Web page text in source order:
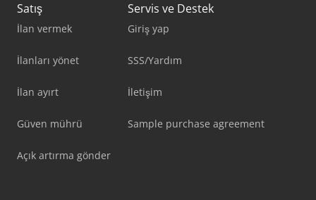
Satış
İlan vermek
İlanları yönet
İlan ayırt
Güven mührü
Açık artırma gönder
Servis ve Destek
Giriş yap
SSS/Yardım
İletişim
Sample purchase agreement